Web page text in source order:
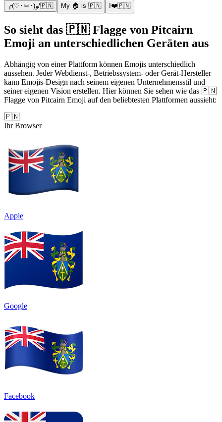
╭(♡･ㅂ･)و/🇵🇳 My 🏠 is 🇵🇳 I❤️🇵🇳
So sieht das 🇵🇳 Flagge von Pitcairn
Emoji an unterschiedlichen Geräten aus
Abhängig von einer Plattform können Emojis unterschiedlich
aussehen. Jeder Webdienst-, Betriebssystem- oder Gerät-Hersteller
kann Emojis-Design nach seinem eigenen Unternehmensstil und
seiner eigenen Vision erstellen. Hier können Sie sehen wie das 🇵🇳
Flagge von Pitcairn Emoji auf den beliebtesten Plattformen aussieht:
🇵🇳
Ihr Browser
Apple
Google
Facebook